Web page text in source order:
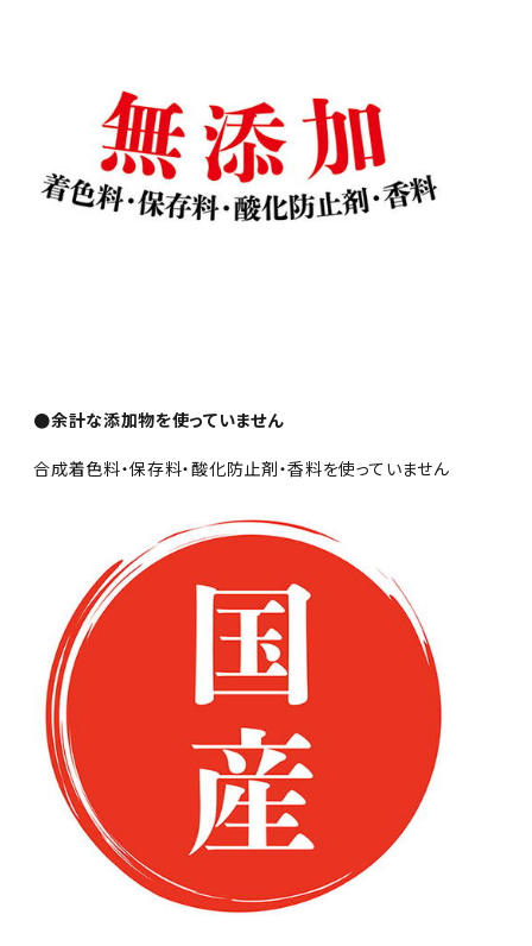
●余計な添加物を使っていません
合成着色料・保存料・酸化防止剤・香料を使っていません